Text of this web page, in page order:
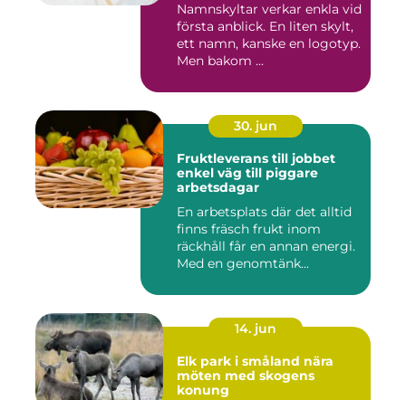
Namnskyltar verkar enkla vid
första anblick. En liten skylt,
ett namn, kanske en logotyp.
Men bakom ...
30. jun
Fruktleverans till jobbet
enkel väg till piggare
arbetsdagar
En arbetsplats där det alltid
finns fräsch frukt inom
räckhåll får en annan energi.
Med en genomtänk...
14. jun
Elk park i småland nära
möten med skogens
konung